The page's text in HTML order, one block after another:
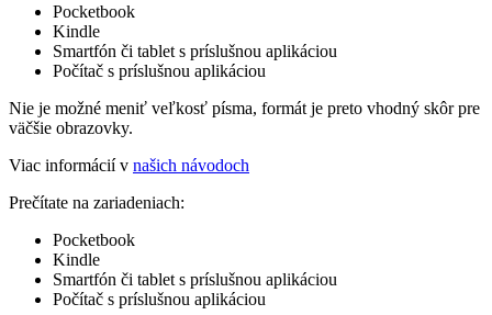
Pocketbook
Kindle
Smartfón či tablet s príslušnou aplikáciou
Počítač s príslušnou aplikáciou
Nie je možné meniť veľkosť písma, formát je preto vhodný skôr pre
väčšie obrazovky.
Viac informácií v našich návodoch
Prečítate na zariadeniach:
Pocketbook
Kindle
Smartfón či tablet s príslušnou aplikáciou
Počítač s príslušnou aplikáciou